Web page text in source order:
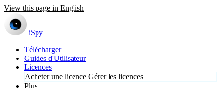
View this page in English
iSpy
Télécharger
Guides d'Utilisateur
Licences
Acheter une licence Gérer les licences
Plus